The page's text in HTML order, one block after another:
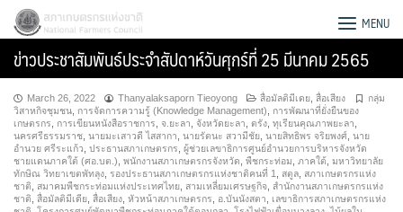
Skip
content
สภาเกษตรกรแห่งชาติ MENU
ข่าวประชาสัมพันธ์ประจำสัปดาห์วันศุกร์ที่ 25 มีนาคม 2565
March 26, 2022 Thanyalaksaporn Tieoyong สื่อมัลติมีเดย สื่อเสียง
กลุ่ม
วิสาหกิจชุมชน การจัดการความรู้ (Knowledge Management)
การพัฒนาที่ยั่งยืนของ
เกษตรกร
การเขียนหนังสือราชการ จ.ยะลา จังหวัดยะลา ตรัง ทุเรียนคุณภาพยะลา
นครศรีธรรมราช นายมะเสาวดี ไสสากา นายรัตนะ สวามีชัย นายสิทธิพร จริยพงศ์ นาย
อำนวย ศรีระแก้ว ประธานสภาเกษตรกร ผู้ช่วยเลขาธิการศูนย์อำนวยการบริหารจังหวัด
ชายแดนภาคใต้ (ศอ.บต.) พนักงานสภาเกษตรกรจังหวัด พืชกระท่อม ภาคใต้ มหาวิทยาลัย
ทักษิณ วิทยาเขตพัทลุง รองประธานสภาเกษตรกรแห่งชาติคนที่ 1 สตูล สภาเกษตรกรแห่ง
ชาติ
สมาคมพืชกระท่อมแห่งประเทศไทย สามเหลี่ยมเศรษฐกิจ สำนักงานสภาเกษตรกรแห่ง
ชาติ สื่อมัลติมีเดีย สื่อเสียง หัวหน้าสภาเกษตรกร อ.บันนังสตา
เลขาธิการสภาเกษตรกรแห่ง